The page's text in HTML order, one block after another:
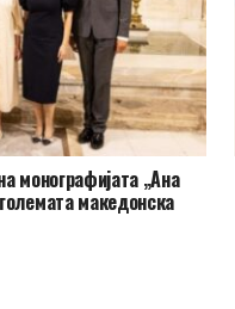
монографијата „Ана
македонска